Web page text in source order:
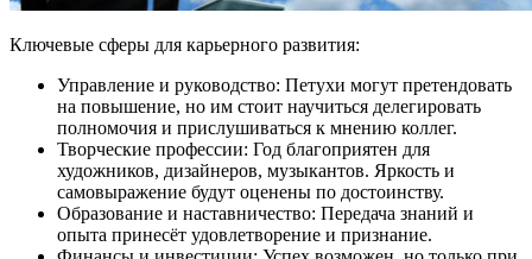
Ключевые сферы для карьерного развития:
Управление и руководство: Петухи могут претендовать
на повышение, но им стоит научиться делегировать
полномочия и прислушиваться к мнению коллег.
Творческие профессии: Год благоприятен для
художников, дизайнеров, музыкантов. Яркость и
самовыражение будут оценены по достоинству.
Образование и наставничество: Передача знаний и
опыта принесёт удовлетворение и признание.